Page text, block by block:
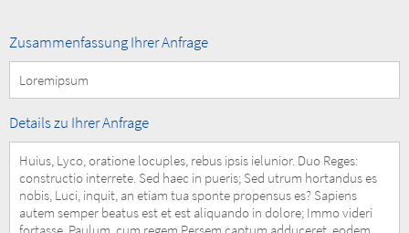
Summary
Request
Zusammenfassung Ihrer Anfrage
Details
Request
Details zu Ihrer Anfrage